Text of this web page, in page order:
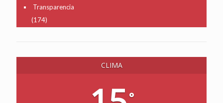
Transparencia
(174)
CLIMA
°